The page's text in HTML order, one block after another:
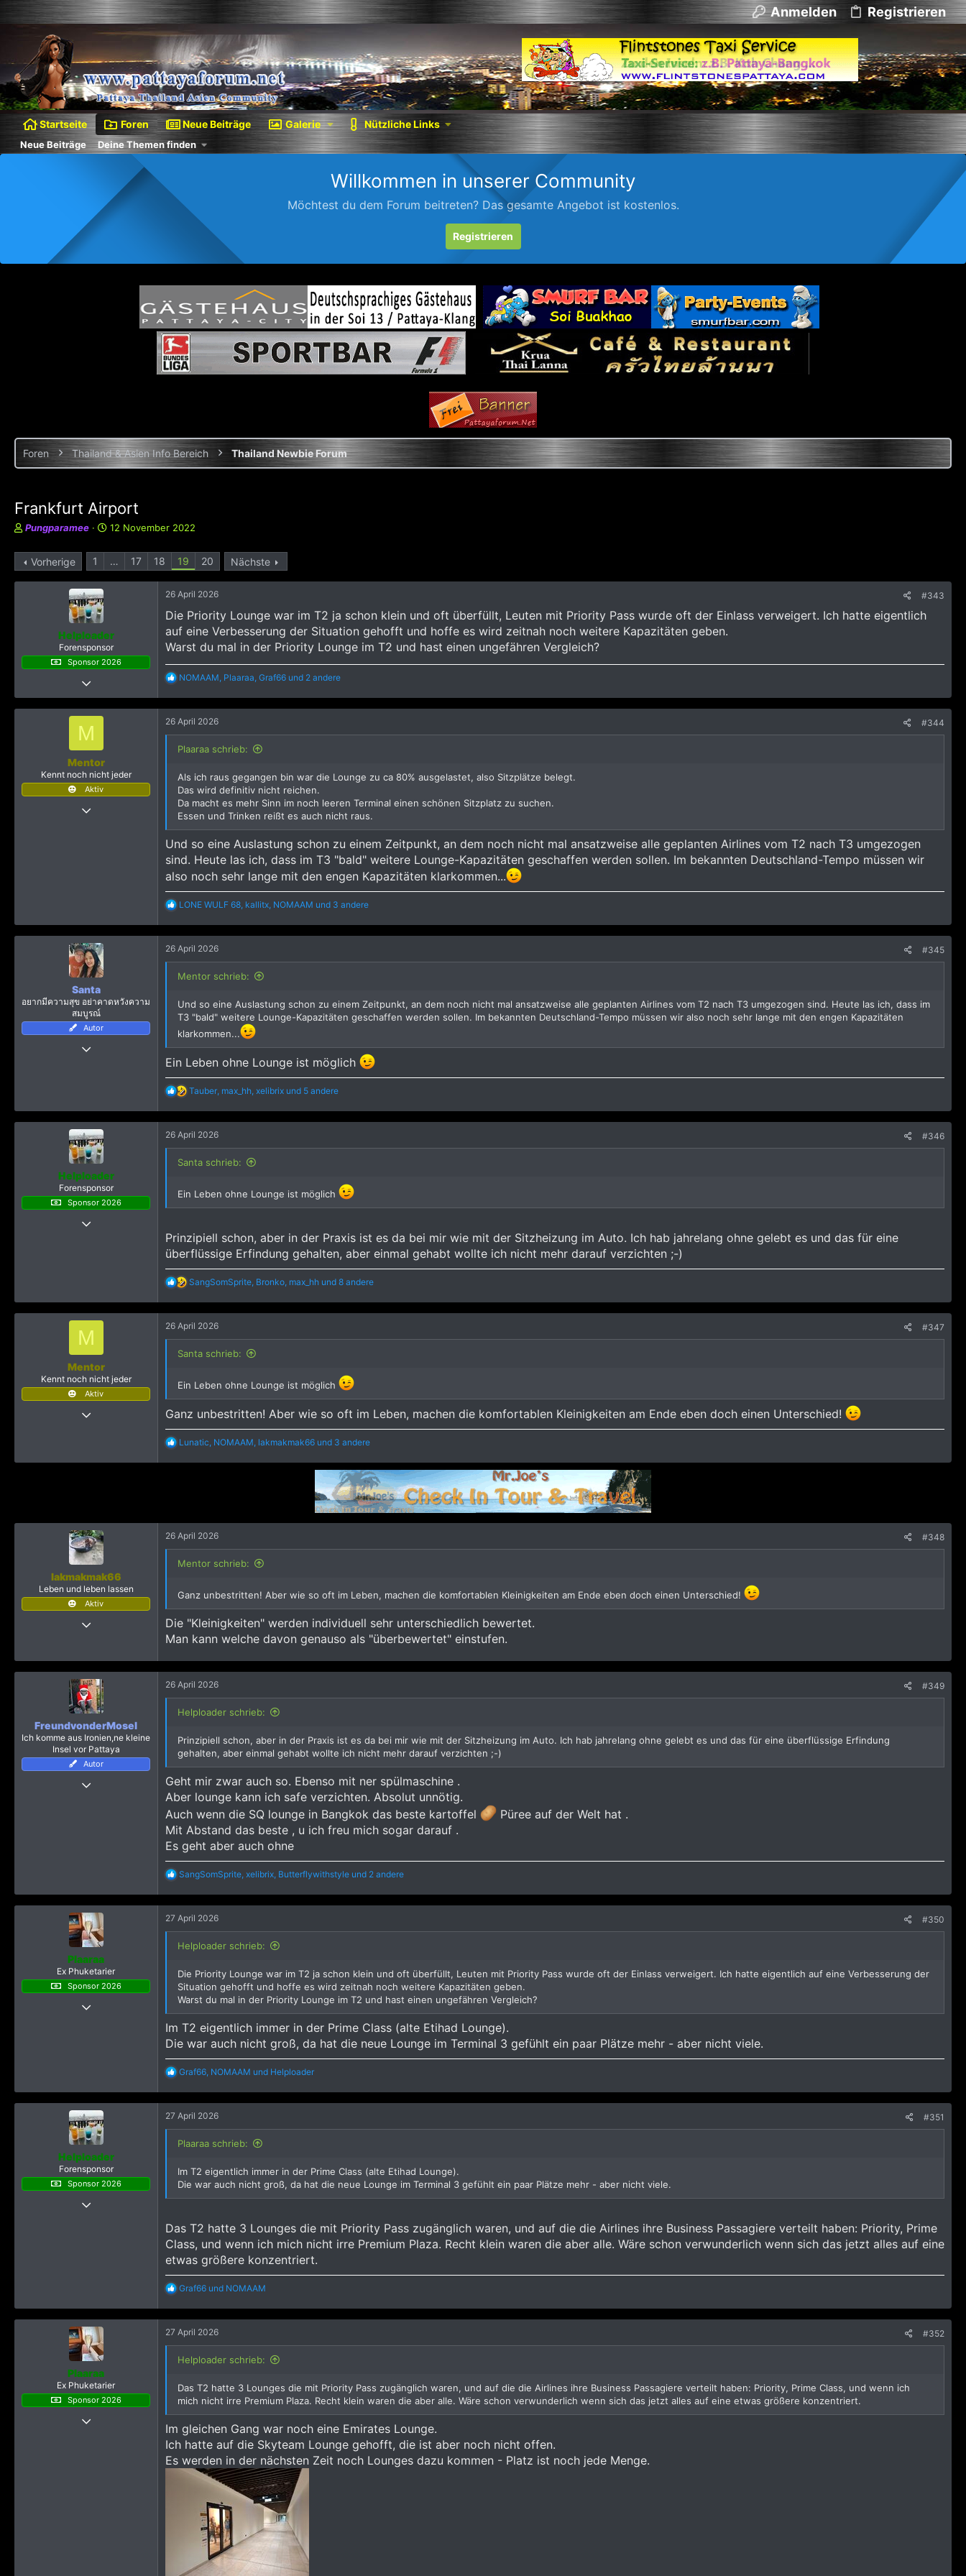
Anmelden Registrieren
Startseite Foren Neue Beiträge Galerie Nützliche Links
Neue Beiträge Deine Themen finden
Willkommen in unserer Community
Möchtest du dem Forum beitreten? Das gesamte Angebot ist kostenlos.
Registrieren
Foren Thailand & Asien Info Bereich Thailand Newbie Forum
Frankfurt Airport
E
s
t
Pungparamee
E
s
t
m
12 November 2022
Vorherige 1 … 17 18 19 20 Nächste
Helploader
Forensponsor
Sponsor 2026
6.518
26 April 2026 #343
Die Priority Lounge war im T2 ja schon klein und oft überfüllt, Leuten mit Priority Pass wurde oft der Einlass verweigert. Ich hatte eigentlich
auf eine Verbesserung der Situation gehofft und hoffe es wird zeitnah noch weitere Kapazitäten geben.
Warst du mal in der Priority Lounge im T2 und hast einen ungefähren Vergleich?
R
a
k
t
i
o
n
:
NOMAAM, Plaaraa, Graf66 und 2 andere
M
Mentor
Kennt noch nicht jeder
Aktiv
10 November 2025
26 April 2026 #344
Plaaraa schrieb:
Als ich raus gegangen bin war die Lounge zu ca 80% ausgelastet, also Sitzplätze belegt.
Das wird definitiv nicht reichen.
Da macht es mehr Sinn im noch leeren Terminal einen schönen Sitzplatz zu suchen.
Essen und Trinken reißt es auch nicht raus.
Und so eine Auslastung schon zu einem Zeitpunkt, an dem noch nicht mal ansatzweise alle geplanten Airlines vom T2 nach T3 umgezogen
sind. Heute las ich, dass im T3 "bald" weitere Lounge-Kapazitäten geschaffen werden sollen. Im bekannten Deutschland-Tempo müssen wir
also noch sehr lange mit den engen Kapazitäten klarkommen...
R
a
k
t
i
o
n
:
LONE WULF 68, kallitx, NOMAAM und 3 andere
Santa
อยากมีความสุข อย่าคาดหวังความ
สมบูรณ์
Autor
26 April 2026 #345
Mentor schrieb:
Und so eine Auslastung schon zu einem Zeitpunkt, an dem noch nicht mal ansatzweise alle geplanten Airlines vom T2 nach T3 umgezogen sind. Heute las ich, dass im
T3 "bald" weitere Lounge-Kapazitäten geschaffen werden sollen. Im bekannten Deutschland-Tempo müssen wir also noch sehr lange mit den engen Kapazitäten
klarkommen...
Ein Leben ohne Lounge ist möglich
R
a
k
t
i
o
n
Tauber, max_hh, xelibrix und 5 andere
Helploader
Forensponsor
Sponsor 2026
26 April 2026 #346
Santa schrieb:
Ein Leben ohne Lounge ist möglich
Prinzipiell schon, aber in der Praxis ist es da bei mir wie mit der Sitzheizung im Auto. Ich hab jahrelang ohne gelebt es und das für eine
überflüssige Erfindung gehalten, aber einmal gehabt wollte ich nicht mehr darauf verzichten ;-)
R
a
k
t
i
o
n
SangSomSprite, Bronko, max_hh und 8 andere
M
Mentor
Kennt noch nicht jeder
Aktiv
10 November 2025
493
26 April 2026 #347
Santa schrieb:
Ein Leben ohne Lounge ist möglich
Ganz unbestritten! Aber wie so oft im Leben, machen die komfortablen Kleinigkeiten am Ende eben doch einen Unterschied!
R
a
n
e
Lunatic, NOMAAM, lakmakmak66 und 3 andere
lakmakmak66
Leben und leben lassen
Aktiv
15 Oktober 2013
3.715
26 April 2026 #348
Mentor schrieb:
Ganz unbestritten! Aber wie so oft im Leben, machen die komfortablen Kleinigkeiten am Ende eben doch einen Unterschied!
Die "Kleinigkeiten" werden individuell sehr unterschiedlich bewertet.
Man kann welche davon genauso als "überbewertet" einstufen.
FreundvonderMosel
Ich komme aus Ironien,ne kleine
Insel vor Pattaya
Autor
26 April 2026 #349
Helploader schrieb:
Prinzipiell schon, aber in der Praxis ist es da bei mir wie mit der Sitzheizung im Auto. Ich hab jahrelang ohne gelebt es und das für eine überflüssige Erfindung
gehalten, aber einmal gehabt wollte ich nicht mehr darauf verzichten ;-)
Geht mir zwar auch so. Ebenso mit ner spülmaschine .
Aber lounge kann ich safe verzichten. Absolut unnötig.
Auch wenn die SQ lounge in Bangkok das beste kartoffel
Püree auf der Welt hat .
Mit Abstand das beste , u ich freu mich sogar darauf .
Es geht aber auch ohne
R
a
k
t
i
o
n
:
SangSomSprite, xelibrix, Butterflywithstyle und 2 andere
Plaaraa
Ex Phuketarier
Sponsor 2026
19 Dezember 2022
27 April 2026 #350
Helploader schrieb:
Die Priority Lounge war im T2 ja schon klein und oft überfüllt, Leuten mit Priority Pass wurde oft der Einlass verweigert. Ich hatte eigentlich auf eine Verbesserung der
Situation gehofft und hoffe es wird zeitnah noch weitere Kapazitäten geben.
Warst du mal in der Priority Lounge im T2 und hast einen ungefähren Vergleich?
Im T2 eigentlich immer in der Prime Class (alte Etihad Lounge).
Die war auch nicht groß, da hat die neue Lounge im Terminal 3 gefühlt ein paar Plätze mehr - aber nicht viele.
R
a
k
t
i
o
n
:
Graf66, NOMAAM und Helploader
Helploader
Forensponsor
Sponsor 2026
27 April 2026 #351
Plaaraa schrieb:
Im T2 eigentlich immer in der Prime Class (alte Etihad Lounge).
Die war auch nicht groß, da hat die neue Lounge im Terminal 3 gefühlt ein paar Plätze mehr - aber nicht viele.
Das T2 hatte 3 Lounges die mit Priority Pass zugänglich waren, und auf die die Airlines ihre Business Passagiere verteilt haben: Priority, Prime
Class, und wenn ich mich nicht irre Premium Plaza. Recht klein waren die aber alle. Wäre schon verwunderlich wenn sich das jetzt alles auf eine
etwas größere konzentriert.
R
a
k
t
i
o
n
:
Graf66 und NOMAAM
Plaaraa
Ex Phuketarier
Sponsor 2026
19 Dezember 2022
27 April 2026 #352
Helploader schrieb:
Das T2 hatte 3 Lounges die mit Priority Pass zugänglich waren, und auf die die Airlines ihre Business Passagiere verteilt haben: Priority, Prime Class, und wenn ich
mich nicht irre Premium Plaza. Recht klein waren die aber alle. Wäre schon verwunderlich wenn sich das jetzt alles auf eine etwas größere konzentriert.
Im gleichen Gang war noch eine Emirates Lounge.
Ich hatte auf die Skyteam Lounge gehofft, die ist aber noch nicht offen.
Es werden in der nächsten Zeit noch Lounges dazu kommen - Platz ist noch jede Menge.